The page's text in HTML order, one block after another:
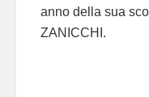
anno della sua
ZANICCHI.